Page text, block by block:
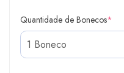
Quantidade de Bonecos*